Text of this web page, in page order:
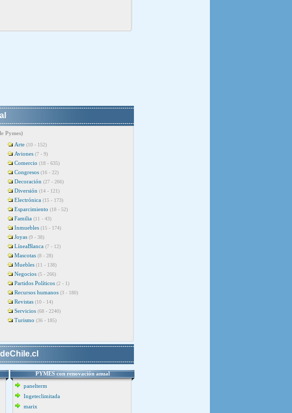
Pymes)
Arte (10 - 152)
Aviones (7 - 9)
Comercio (18 - 635)
Congresos (16 - 22)
Decoración (27 - 266)
Diversión (14 - 121)
Electrónica (15 - 173)
Esparcimiento (18 - 52)
Familia (11 - 43)
Inmuebles (15 - 174)
Joyas (9 - 38)
LíneaBlanca (7 - 12)
Mascotas (8 - 28)
Muebles (11 - 138)
Negocios (5 - 266)
Partidos Políticos (2 - 1)
Recursos humanos (3 - 180)
Revistas (10 - 14)
Servicios (68 - 2240)
Turismo (36 - 185)
PYMES con renovación anual
panelterm
Ingeteclimitada
marix